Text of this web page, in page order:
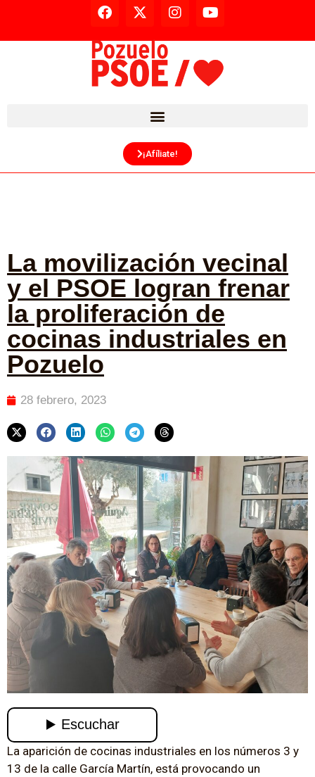
¡Afíliate!
La movilización vecinal
y el PSOE logran frenar
la proliferación de
cocinas industriales en
Pozuelo
28 febrero, 2023
La aparición de cocinas industriales en los números 3 y
13 de la calle García Martín, está provocando un